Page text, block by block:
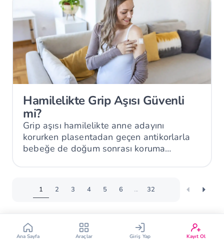
Hamilelikte Grip Aşısı Güvenli
mi?
Grip aşısı hamilelikte anne adayını
korurken plasentadan geçen antikorlarla
bebeğe de doğum sonrası koruma
1 2 3 4 5 6 ... 32
Bengü İsminin Anlamı
Çin Takvimi Bebek İsim Bulucu
Bebek Burcu Bebek Aşı Takvimi
Yumurtlama Hesaplama
Ana Sayfa Araçlar Giriş Yap Kayıt Ol